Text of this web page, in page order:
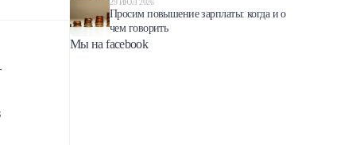
29 ИЮЛ 2026
Просим повышение зарплаты: когда и о
чем говорить
Мы на facebook